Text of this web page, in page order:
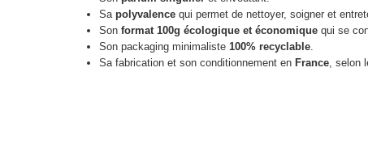
Sa polyvalence qui permet de nettoyer, soigner et
Son format 100g écologique et économique qui se
Son packaging minimaliste 100% recyclable
Sa fabrication et son conditionnement en France , selon